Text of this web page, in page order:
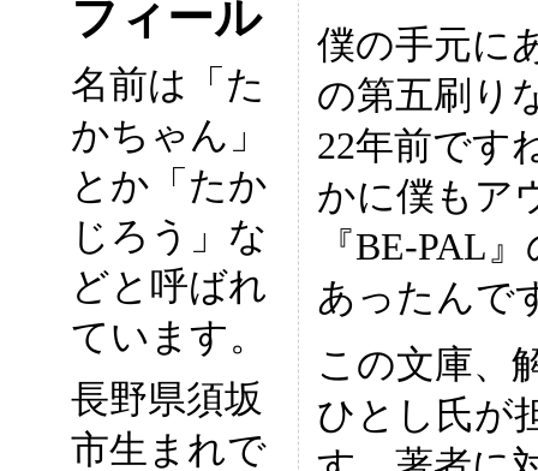
フィール
名前は「た
かちゃん」
とか「たか
じろう」な
どと呼ばれ
ています。
長野県須坂
市生まれで
僕の手元に
の第五刷り
22年前です
かに僕もア
『BE-PAL
あったんで
この文庫、
ひとし氏が